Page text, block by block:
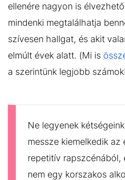
ellenére nagyon is
mindenki megtalálhatja
szívesen hallgat, és akit
elmúlt évek alatt. (Mi is
a szerintünk legjobb
Ne legyenek
messze kiemelkedik az
repetitív rapszcénából,
nem egy korszakos